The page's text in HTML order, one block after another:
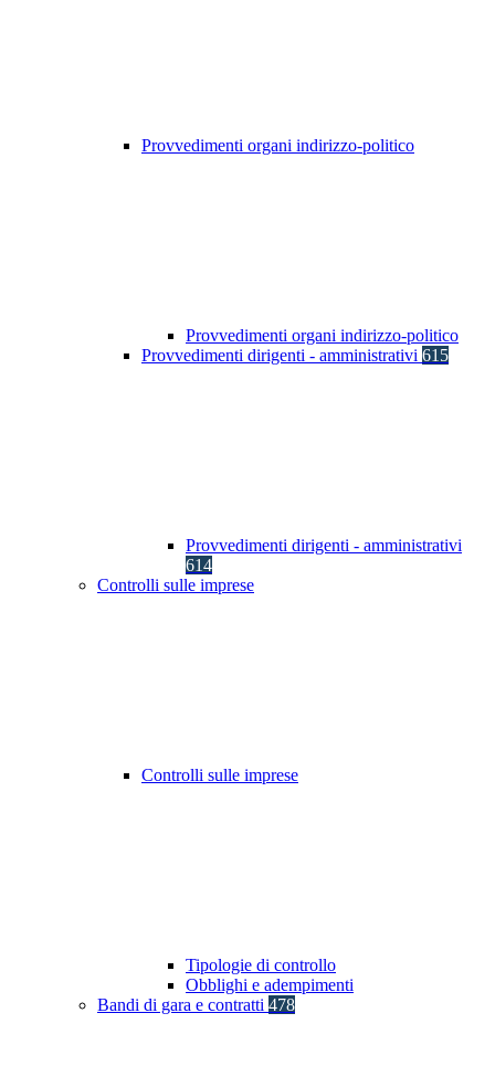
Provvedimenti organi indirizzo-politico
Provvedimenti organi indirizzo-politico
Provvedimenti dirigenti - amministrativi 615
Provvedimenti dirigenti - amministrativi
614
Controlli sulle imprese
Controlli sulle imprese
Tipologie di controllo
Obblighi e adempimenti
Bandi di gara e contratti 478